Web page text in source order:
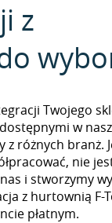
z
Twojego
w
różnych branż.
nie
i stworzymy
z hurtownią F-
płatnym.